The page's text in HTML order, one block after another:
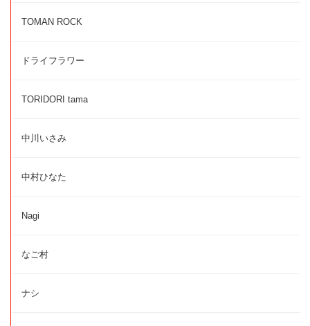
TOMAN ROCK
ドライフラワー
TORIDORI tama
中川いさみ
中村ひなた
Nagi
なご村
ナシ